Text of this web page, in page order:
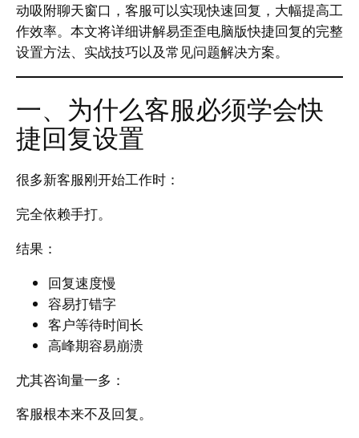
动吸附聊天窗口，客服可以实现快速回复，大幅提高工
作效率。本文将详细讲解易歪歪电脑版快捷回复的完整
设置方法、实战技巧以及常见问题解决方案。
一、为什么客服必须学会快
捷回复设置
很多新客服刚开始工作时：
完全依赖手打。
结果：
回复速度慢
容易打错字
客户等待时间长
高峰期容易崩溃
尤其咨询量一多：
客服根本来不及回复。